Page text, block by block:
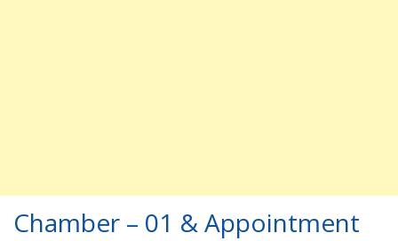
Chamber – 01 & Appointment